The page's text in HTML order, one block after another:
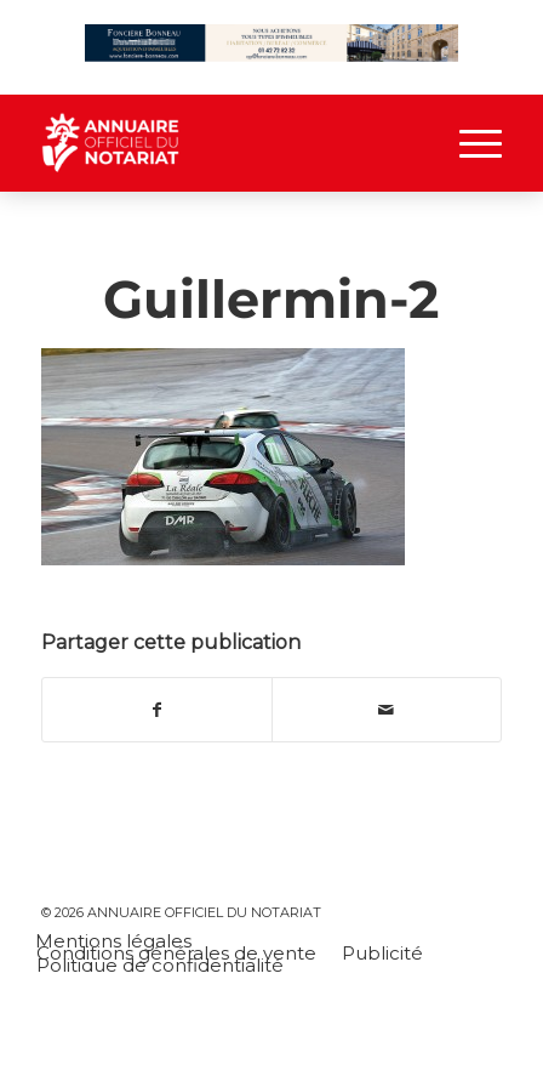
Guillermin-2
Partager cette publication
© 2026 ANNUAIRE OFFICIEL DU NOTARIAT
Mentions légales
Conditions générales de vente Publicité
Politique de confidentialité